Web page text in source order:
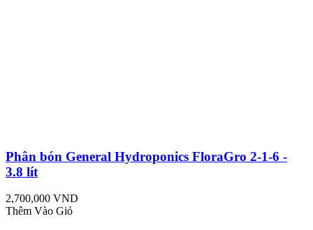
Phân bón General Hydroponics FloraGro 2-1-6 -
3.8 lít
2,700,000 VND
Thêm Vào Giỏ